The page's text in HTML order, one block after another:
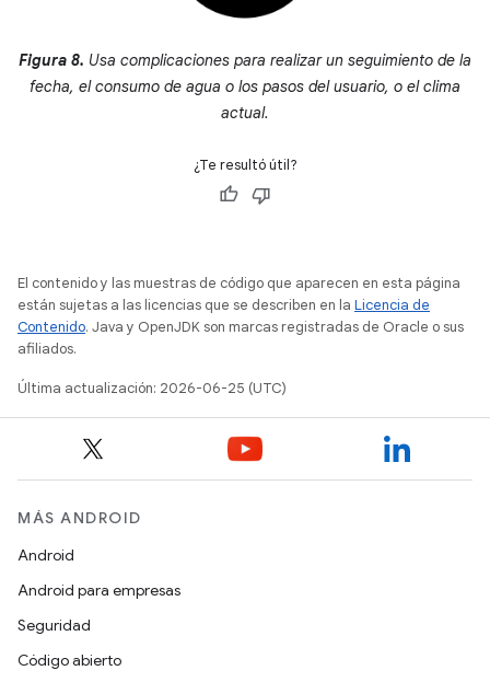
Figura 8. Usa complicaciones para realizar un seguimiento de la
fecha, el consumo de agua o los pasos del usuario, o el clima
actual.
¿Te resultó útil?
El contenido y las muestras de código que aparecen en esta página
están sujetas a las licencias que se describen en la Licencia de
Contenido. Java y OpenJDK son marcas registradas de Oracle o sus
afiliados.
Última actualización: 2026-06-25 (UTC)
MÁS ANDROID
Android
Android para empresas
Seguridad
Código abierto